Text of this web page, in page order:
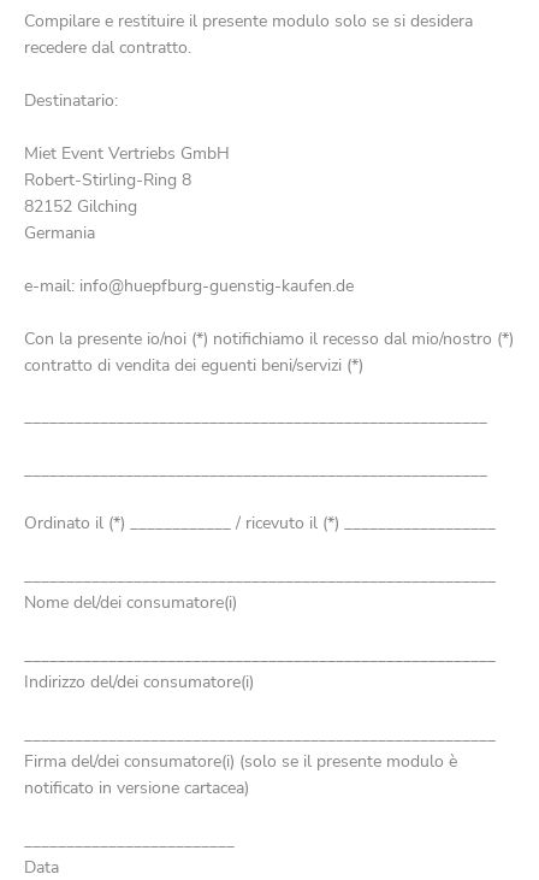
Compilare e restituire il presente modulo solo se si desidera
recedere dal contratto.
Destinatario:
Miet Event Vertriebs GmbH
Robert-Stirling-Ring 8
82152 Gilching
Germania
e-mail: info@huepfburg-guenstig-kaufen.de
Con la presente io/noi (*) notifichiamo il recesso dal mio/nostro (*)
contratto di vendita dei eguenti beni/servizi (*)
_______________________________________________________
_______________________________________________________
Ordinato il (*) ____________ / ricevuto il (*) __________________
________________________________________________________
Nome del/dei consumatore(i)
________________________________________________________
Indirizzo del/dei consumatore(i)
Firma del/dei consumatore(i) (solo se il presente modulo è
notificato in versione cartacea)
Data